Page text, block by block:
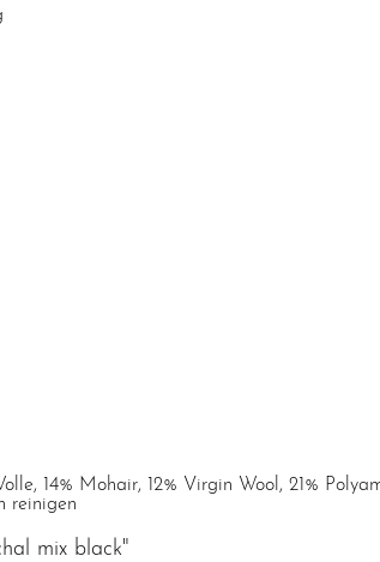
14% Mohair, 12% Virgin Wool, 21%
reinigen
mix black"